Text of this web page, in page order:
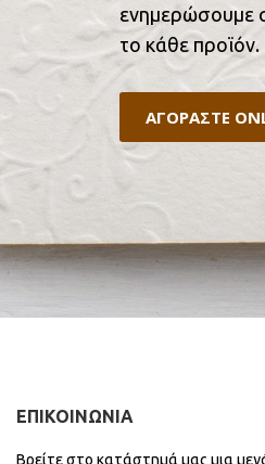
ενημερώσουμε
το κάθε προϊόν.
ΑΓΟΡΑΣΤΕ
ΕΠΙΚΟΙΝΩΝΙΑ
Βρείτε στο κατάστημά μας μια